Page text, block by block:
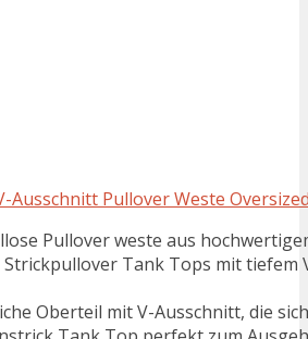
Ausschnitt Pullover Weste
Pullover weste aus
Tank Tops mit tiefem
Oberteil mit V-Ausschnitt, die